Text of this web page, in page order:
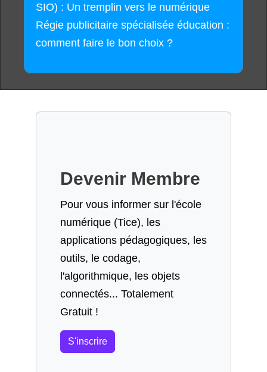
SIO) : Un tremplin vers le numérique
Régie publicitaire spécialisée éducation :
comment faire le bon choix ?
Devenir Membre
Pour vous informer sur l'école
numérique (Tice), les
applications pédagogiques, les
outils, le codage,
l'algorithmique, les objets
connectés... Totalement
Gratuit !
S'inscrire